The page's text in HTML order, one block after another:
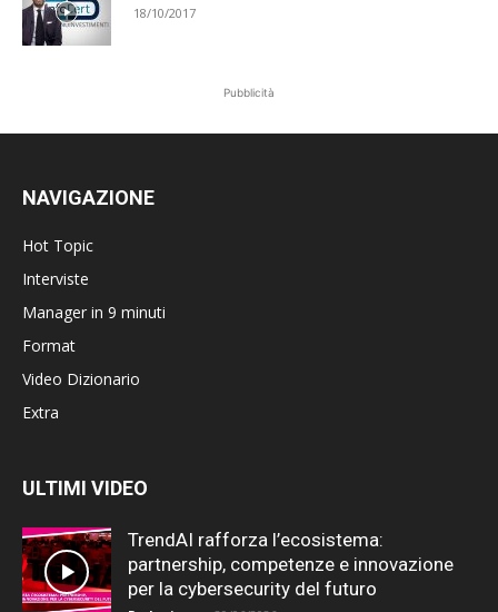
18/10/2017
Pubblicità
NAVIGAZIONE
Hot Topic
Interviste
Manager in 9 minuti
Format
Video Dizionario
Extra
ULTIMI VIDEO
TrendAI rafforza l’ecosistema:
partnership, competenze e innovazione
per la cybersecurity del futuro